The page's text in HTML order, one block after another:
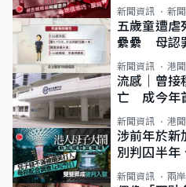
新聞資訊 新
五歲童遭虐
纍纍 母認
類案最惡劣
新聞資訊 港聞
流感｜曾接
亡 成今年
新聞資訊 港聞
涉前年於
別判囚半年
新聞資訊 兩